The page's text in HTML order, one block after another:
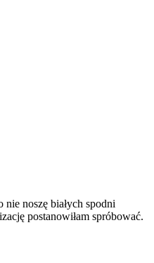
nie noszę białych spodni
postanowiłam spróbować.